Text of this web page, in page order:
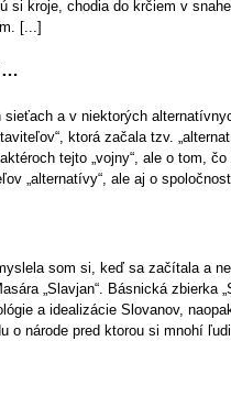
si kroje, chodia do krčiem v
[...]
a v niektorých
ktorá začala tzv.
tejto „vojny“, ale o tom,
„alternatívy“, ale aj o
som si, keď sa začítala a
„Slavjan“. Básnická zbierka
a idealizácie Slovanov,
o národe pred ktorou si mnohí